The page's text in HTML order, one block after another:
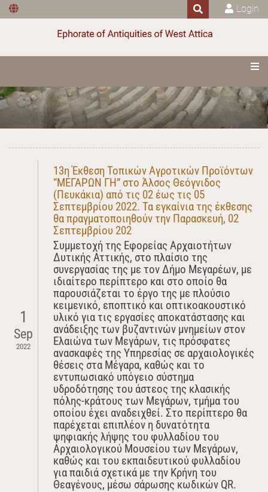
Login
1
Sep
2022
13η Έκθεση Τοπικών Αγροτικών Προϊόντων
“ΜΕΓΑΡΩΝ ΓΗ” στο Άλσος Θεόγνιδος
(Πευκάκια) από τις 02 έως τις 05
Σεπτεμβρίου 2022. Τα εγκαίνια της έκθεσης
θα πραγματοποιηθούν την Παρασκευή, 02
Σεπτεμβρίου 202
Συμμετοχή της Εφορείας Αρχαιοτήτων
Δυτικής Αττικής, στο πλαίσιο της
συνεργασίας της με τον Δήμο Μεγαρέων, με
ιδιαίτερο περίπτερο και στο οποίο θα
παρουσιάζεται το έργο της με πλούσιο
κειμενικό, εποπτικό και οπτικοακουστικό
υλικό για τις εργασίες αποκατάστασης και
ανάδειξης των βυζαντινών μνημείων στον
Ελαιώνα των Μεγάρων, τις πρόσφατες
ανασκαφές της Υπηρεσίας σε αρχαιολογικές
θέσεις στα Μέγαρα, καθώς και το
εντυπωσιακό υπόγειο σύστημα
υδροδότησης του άστεος της κλασικής
πόλης-κράτους των Μεγάρων, τμήμα του
οποίου έχει αναδειχθεί. Στο περίπτερο θα
παρέχεται επιπλέον η δυνατότητα
ψηφιακής λήψης του φυλλαδίου του
Αρχαιολογικού Μουσείου των Μεγάρων,
καθώς και του εκπαιδευτικού φυλλαδίου
για παιδιά σχετικά με την Κρήνη του
Θεαγένους, μέσω σάρωσης κωδικών QR.